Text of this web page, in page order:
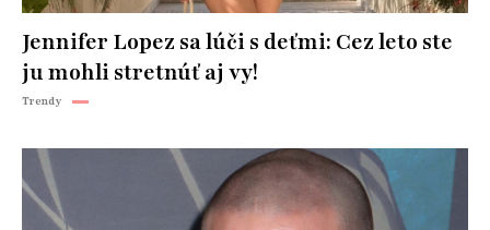
Jennifer Lopez sa lúči s deťmi: Cez leto ste
ju mohli stretnúť aj vy!
Trendy